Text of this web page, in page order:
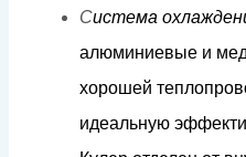
Система охлажден
алюминиевые и мед
хорошей теплопров
идеальную эффекти